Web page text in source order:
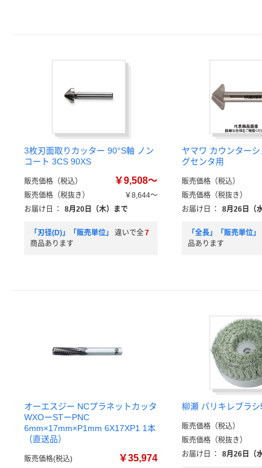
3枚刃面取りカッター 90°S軸 ノン
コート 3CS 90XS
販売価格（税込） ￥9,508～
販売価格（税抜き）
￥8,644～
お届け日
： 8月20日（木）まで
「刃径(D)」「販売単位」 違いで全7
商品あります
ヤマワ カウンター
グセンタ用
販売価格（税込）
販売価格（税抜き）
お届け日
： 8月26日（
「全長」「販売単位」
品あります
オーエスジー NCプラネットカッタ
WXOーSTーPNC
6mm×17mm×P1mm 6X17XP1 1本
（直送品）
販売価格(税込) ￥35,974
柳瀬 バリキレブラ
販売価格（税込）
販売価格（税抜き）
お届け日
： 8月26日（